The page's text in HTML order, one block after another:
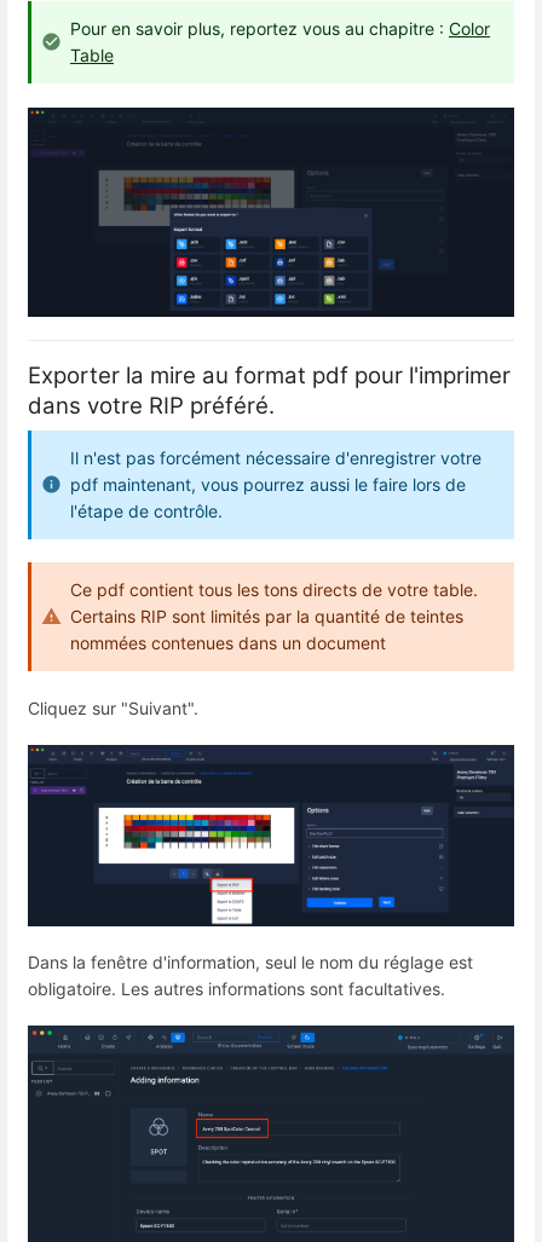
Pour en savoir plus, reportez vous au chapitre : Color
Table
Exporter la mire au format pdf pour l'imprimer
dans votre RIP préféré.
Il n'est pas forcément nécessaire d'enregistrer votre
pdf maintenant, vous pourrez aussi le faire lors de
l'étape de contrôle.
Ce pdf contient tous les tons directs de votre table.
Certains RIP sont limités par la quantité de teintes
nommées contenues dans un document
Cliquez sur "Suivant".
Dans la fenêtre d'information, seul le nom du réglage est
obligatoire. Les autres informations sont facultatives.